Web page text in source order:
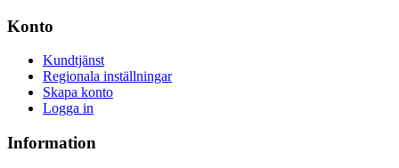
Konto
Kundtjänst
Regionala inställningar
Skapa konto
Logga in
Information